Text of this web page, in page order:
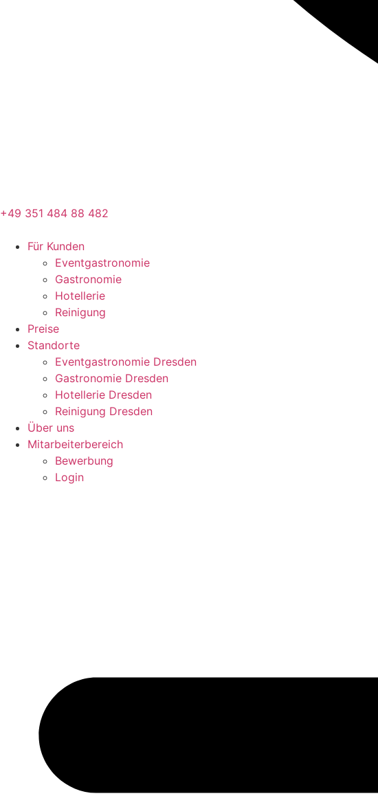
+49 351 484 88 482
Für Kunden
Eventgastronomie
Gastronomie
Hotellerie
Reinigung
Preise
Standorte
Eventgastronomie Dresden
Gastronomie Dresden
Hotellerie Dresden
Reinigung Dresden
Über uns
Mitarbeiterbereich
Bewerbung
Login